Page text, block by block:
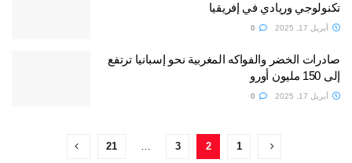
تكنولوجي وريادي في إفريقيا
أبريل 17, 2025
صادرات الخضر والفواكه المغربية نحو إسبانيا ترتفع
إلى 150 مليون أورو
أبريل 17, 2025
1
2
3
…
21